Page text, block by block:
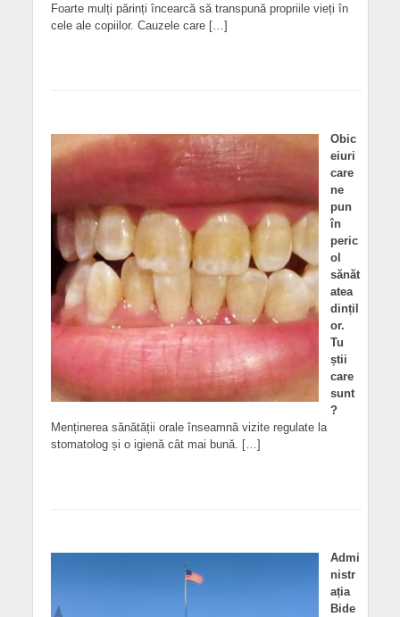
Foarte mulți părinți încearcă să transpună propriile vieți în
cele ale copiilor. Cauzele care […]
Obic
eiuri
care
ne
pun
în
peric
ol
sănăt
atea
dințil
or.
Tu
știi
care
sunt
?
Menținerea sănătății orale înseamnă vizite regulate la
stomatolog și o igienă cât mai bună. […]
Admi
nistr
ația
Bide